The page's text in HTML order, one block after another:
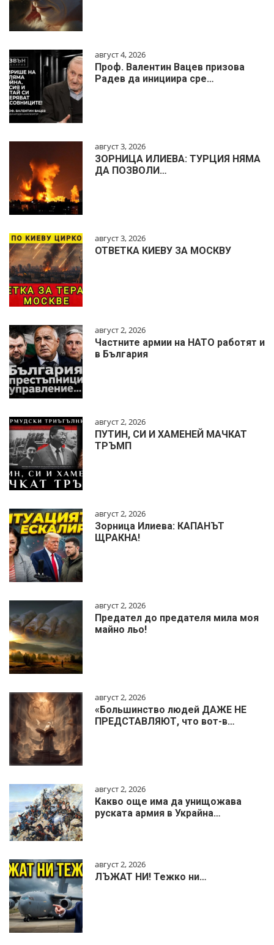
август 4, 2026
Проф. Валентин Вацев призова
Радев да инициира сре…
август 3, 2026
ЗОРНИЦА ИЛИЕВА: ТУРЦИЯ НЯМА
ДА ПОЗВОЛИ…
август 3, 2026
ОТВЕТКА КИЕВУ ЗА МОСКВУ
август 2, 2026
Частните армии на НАТО работят и
в България
август 2, 2026
ПУТИН, СИ И ХАМЕНЕЙ МАЧКАТ
ТРЪМП
август 2, 2026
Зорница Илиева: КАПАНЪТ
ЩРАКНА!
август 2, 2026
Предател до предателя мила моя
майно льо!
август 2, 2026
«Большинство людей ДАЖЕ НЕ
ПРЕДСТАВЛЯЮТ, что вот-в…
август 2, 2026
Какво още има да унищожава
руската армия в Украйна…
август 2, 2026
ЛЪЖАТ НИ! Тежко ни…